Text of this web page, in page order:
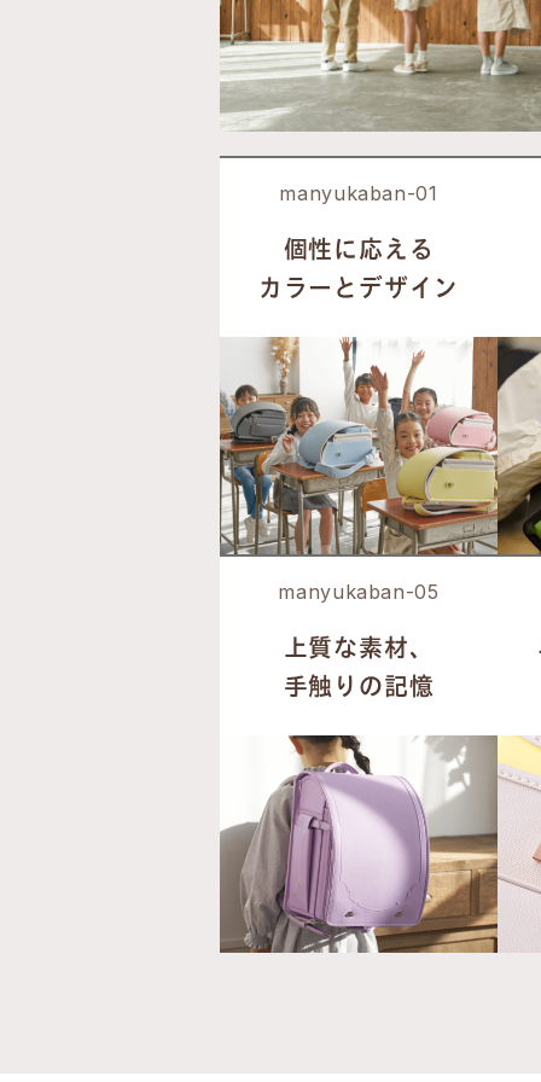
manyukaban-01
個性に応える
カラーとデザイン
manyukaban-05
上質な素材、
手触りの記憶